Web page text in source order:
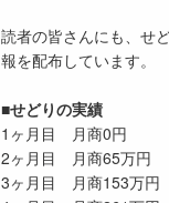
読者の皆さんにも、せ
報を配布しています。
■せどりの実績
1ヶ月目 月商0円
2ヶ月目 月商65万円
3ヶ月目 月商153万円